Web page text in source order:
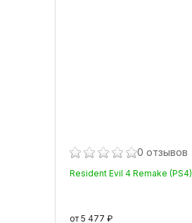
0 отзывов
Resident Evil 4 Remake (PS4)
от 5 477 ₽